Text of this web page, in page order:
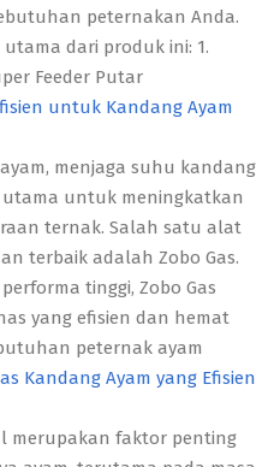
peternakan Anda.
dari produk ini: 1.
Feeder Putar
untuk Kandang Ayam
menjaga suhu kandang
untuk meningkatkan
ternak. Salah satu alat
terbaik adalah Zobo Gas.
tinggi, Zobo Gas
yang efisien dan hemat
peternak ayam
Kandang Ayam yang Efisien
merupakan faktor penting